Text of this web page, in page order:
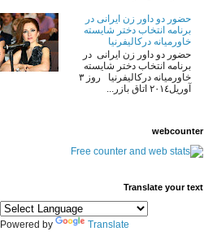
حضور دو داور زن ایرانی در
برنامه انتخاب دختر شایسته
خاورمیانه درکالیفرنیا
حضور دو داور زن ایرانی در
برنامه انتخاب دختر شایسته
خاورمیانه درکالیفرنیا روز ٣
آوريل٢٠١٤ اتاق بازر...
webcounter
Translate your text
Powered by Translate